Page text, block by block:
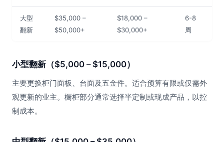
大型
翻新
$35,000 –
$50,000+
$18,000 –
$30,000+
6-8
周
小型翻新（$5,000 – $15,000）
主要更换柜门面板、台面及五金件。适合预算有限或仅需外
观更新的业主。橱柜部分通常选择半定制或现成产品，以控
制成本。